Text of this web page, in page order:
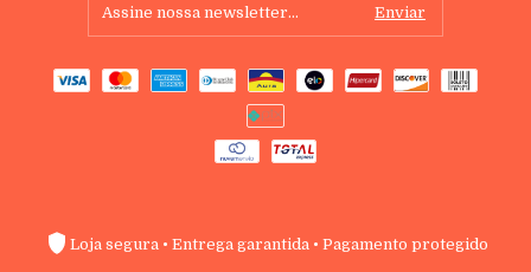
Loja segura • Entrega garantida • Pagamento protegido